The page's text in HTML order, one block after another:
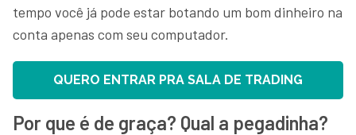
tempo você já pode estar botando um bom dinheiro na
conta apenas com seu computador.
QUERO ENTRAR PRA SALA DE TRADING
Por que é de graça? Qual a pegadinha?